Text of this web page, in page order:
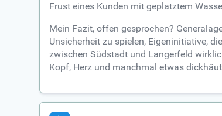
Frust eines Kunden mit geplatztem
Mein Fazit, offen gesprochen?
Unsicherheit zu spielen, Eigeninitiative,
zwischen Südstadt und Langerfeld
Kopf, Herz und manchmal etwas